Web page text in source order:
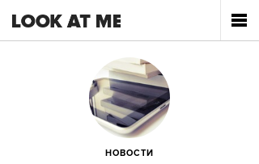
НОВОСТИ